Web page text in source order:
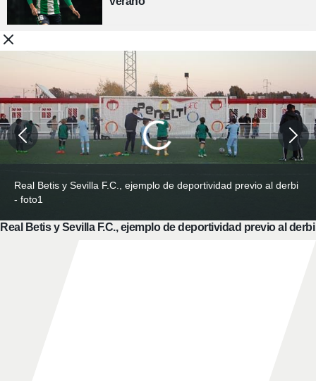
Real Betis y Sevilla F.C., ejemplo de deportividad previo al derbi
- foto1
Real Betis y Sevilla F.C., ejemplo de deportividad previo al derbi